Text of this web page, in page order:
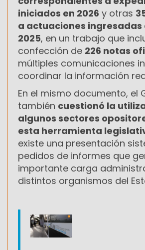
iniciados en 2026 y otras
a actuaciones
2025, en un trabajo que
confección de 226 notas
múltiples comunicaciones
coordinar la información
En el mismo documento, el
también cuestionó la
algunos sectores
esta herramienta
existe una presentación
pedidos de informes que
importante carga
distintos organismos del